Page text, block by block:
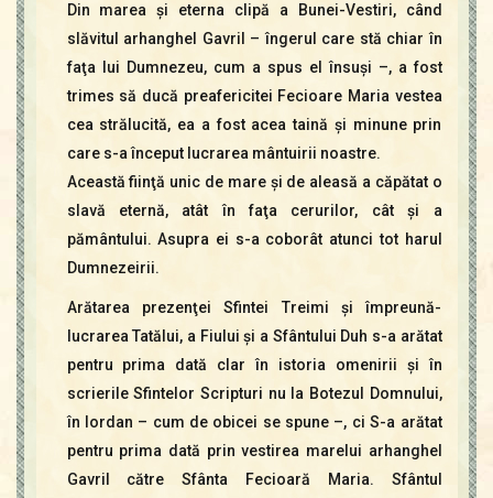
Din marea şi eterna clipă a Bunei-Vestiri, când
slăvitul arhanghel Gavril – îngerul care stă chiar în
faţa lui Dumnezeu, cum a spus el însuşi –, a fost
trimes să ducă preafericitei Fecioare Maria vestea
cea strălucită, ea a fost acea taină şi minune prin
care s-a început lucrarea mântuirii noastre.
Această fiinţă unic de mare şi de aleasă a căpătat o
slavă eternă, atât în faţa cerurilor, cât şi a
pământului. Asupra ei s-a coborât atunci tot harul
Dumnezeirii.
Arătarea prezenţei Sfintei Treimi şi împreună-
lucrarea Tatălui, a Fiului şi a Sfântului Duh s-a arătat
pentru prima dată clar în istoria omenirii şi în
scrierile Sfintelor Scripturi nu la Botezul Domnului,
în Iordan – cum de obicei se spune –, ci S-a arătat
pentru prima dată prin vestirea marelui arhanghel
Gavril către Sfânta Fecioară Maria. Sfântul